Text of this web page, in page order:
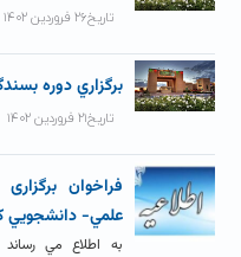
تاریخ۲۶ فروردین ۱۴۰۲
برگزاري دوره
تاریخ۲۱ فروردین ۱۴۰۲
فراخوان
علمي- دانشجويي
به اطلاع مي